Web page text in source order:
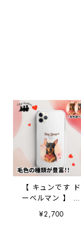
【 キュンです ド
ーベルマン 】 ス
マホケース クリ
アソフトケース
¥2,700